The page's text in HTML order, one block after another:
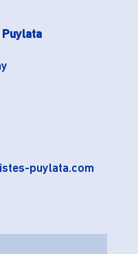
puylata.com